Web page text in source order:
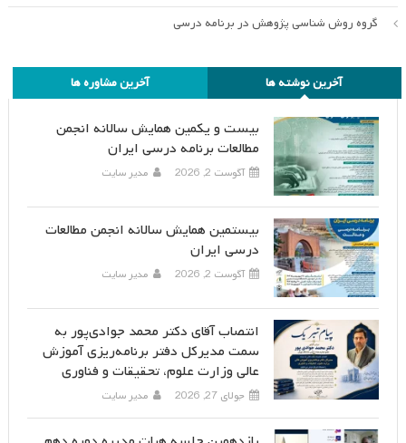
گروه روش شناسی پژوهش در برنامه درسی
آخرین نوشته ها آخرین مشاوره ها
بیست و یکمین همایش سالانه انجمن
مطالعات برنامه درسی ایران
آگوست 2, 2026 مدیر سایت
بیستمین همایش سالانه انجمن مطالعات
درسی ایران
آگوست 2, 2026 مدیر سایت
انتصاب آقای دکتر محمد جوادی‌پور به
سمت مدیرکل دفتر برنامه‌ریزی آموزش
عالی وزارت علوم، تحقیقات و فناوری
جولای 27, 2026 مدیر سایت